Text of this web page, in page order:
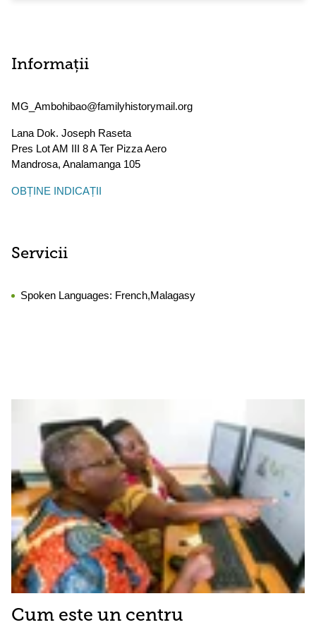
Informații
MG_Ambohibao@familyhistorymail.org
Lana Dok. Joseph Raseta
Pres Lot AM III 8 A Ter Pizza Aero
Mandrosa, Analamanga 105
OBȚINE INDICAȚII
Servicii
Spoken Languages: French,Malagasy
Cum este un centru